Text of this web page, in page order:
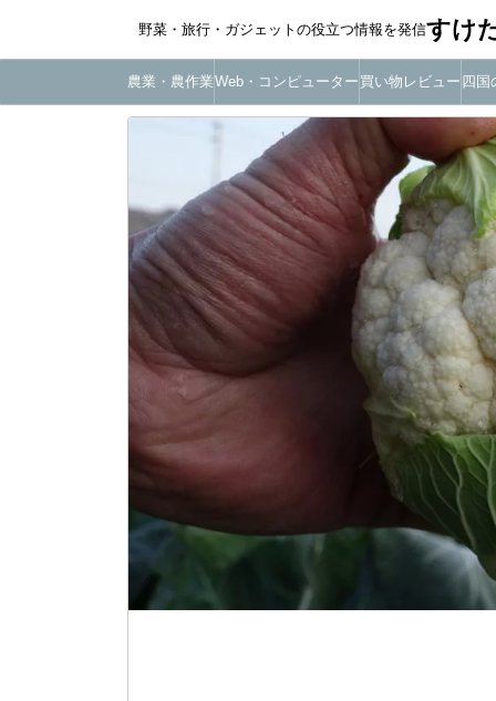
野菜・旅行・ガジェットの役立つ情報を発信すけ
農業・農作業Web・コンピューター 買い物レビュー 四国